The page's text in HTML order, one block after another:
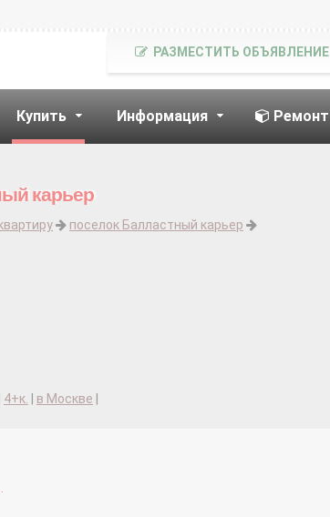
Купить Информация Ремонт
РАЗМЕСТИТЬ ОБЪЯВЛЕНИЕ
карьер
поселок Балластный карьер
4+к. в Москве